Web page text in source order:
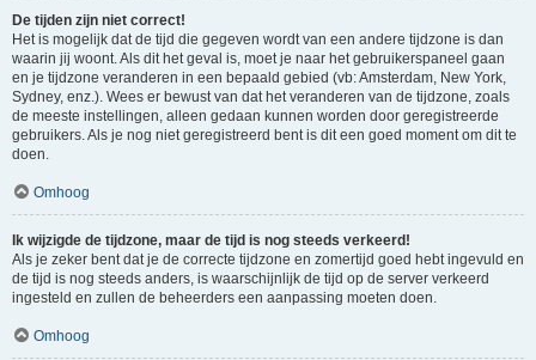
De tijden zijn niet correct!
Het is mogelijk dat de tijd die gegeven wordt van een andere tijdzone is dan
waarin jij woont. Als dit het geval is, moet je naar het gebruikerspaneel gaan
en je tijdzone veranderen in een bepaald gebied (vb: Amsterdam, New York,
Sydney, enz.). Wees er bewust van dat het veranderen van de tijdzone, zoals
de meeste instellingen, alleen gedaan kunnen worden door geregistreerde
gebruikers. Als je nog niet geregistreerd bent is dit een goed moment om dit te
doen.
Omhoog
Ik wijzigde de tijdzone, maar de tijd is nog steeds verkeerd!
Als je zeker bent dat je de correcte tijdzone en zomertijd goed hebt ingevuld en
de tijd is nog steeds anders, is waarschijnlijk de tijd op de server verkeerd
ingesteld en zullen de beheerders een aanpassing moeten doen.
Omhoog